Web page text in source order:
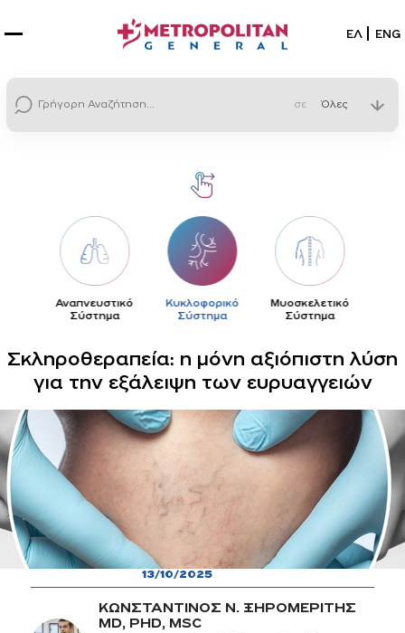
ΕΛ ENG
σε
Αναπνευστικό
Σύστημα
Κυκλοφορικό
Σύστημα
Μυοσκελετικό
Σύστημα
Σκληροθεραπεία: η μόνη αξιόπιστη λύση
για την εξάλειψη των ευρυαγγειών
13/10/2025
ΚΩΝΣΤΑΝΤΙΝΟΣ Ν. ΞΗΡΟΜΕΡΙΤΗΣ
MD, PHD, MSC